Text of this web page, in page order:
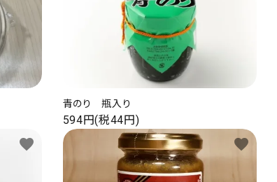
青のり 瓶入り
594円(税44円)
favorite favorite